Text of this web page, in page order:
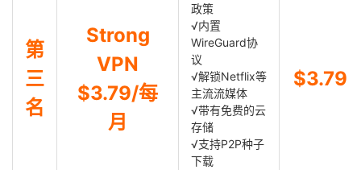
第
三
名
Strong
VPN
$3.79/每
月
政策
√内置
WireGuard协
议
√解锁Netflix等
主流流媒体
√带有免费的云
存储
√支持P2P种子
下载
$3.79